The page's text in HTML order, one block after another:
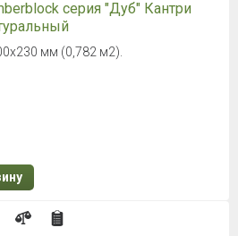
серия "Дуб" Кантри
мм (0,782 м2).